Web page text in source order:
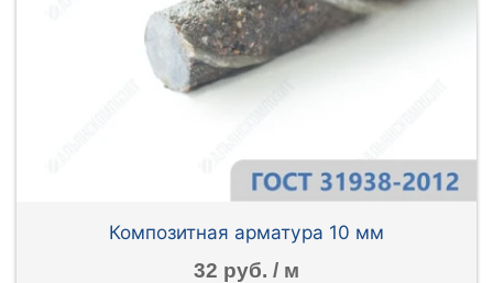
Композитная арматура 10 мм
32 руб. / м